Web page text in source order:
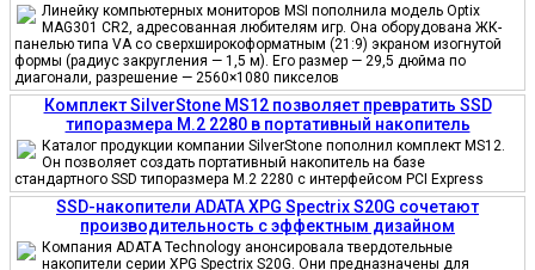
Линейку компьютерных мониторов MSI пополнила модель Optix
MAG301 CR2, адресованная любителям игр. Она оборудована ЖК-
панелью типа VA со сверхширокоформатным (21:9) экраном изогнутой
формы (радиус закругления — 1,5 м). Его размер — 29,5 дюйма по
диагонали, разрешение — 2560×1080 пикселов
Комплект SilverStone MS12 позволяет превратить SSD
типоразмера M.2 2280 в портативный накопитель
Каталог продукции компании SilverStone пополнил комплект MS12.
Он позволяет создать портативный накопитель на базе
стандартного SSD типоразмера M.2 2280 с интерфейсом PCI Express
SSD-накопители ADATA XPG Spectrix S20G сочетают
производительность с эффектным дизайном
Компания ADATA Technology анонсировала твердотельные
накопители серии XPG Spectrix S20G. Они предназначены для